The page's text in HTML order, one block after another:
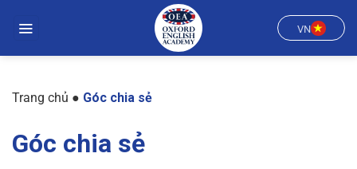
đến
VN
Trang chủ ● Góc chia sẻ
Góc chia sẻ